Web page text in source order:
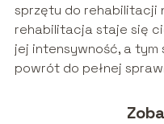
sprzętu do rehabilitacji
rehabilitacja staje się
jej intensywność, a tym
powrót do pełnej